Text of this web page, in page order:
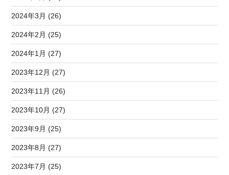
2024年3月 (26)
2024年2月 (25)
2024年1月 (27)
2023年12月 (27)
2023年11月 (26)
2023年10月 (27)
2023年9月 (25)
2023年8月 (27)
2023年7月 (25)